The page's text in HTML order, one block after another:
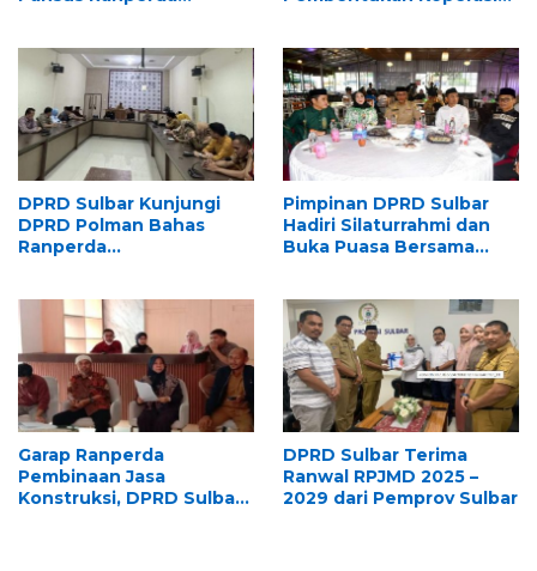
DPRD Sulbar Kunjungi
DPRD Polman Bahas
Ranperda
Pimpinan DPRD Sulbar
Hadiri Silaturrahmi dan
Buka Puasa Bersama
Garap Ranperda
Pembinaan Jasa
Konstruksi, DPRD Sulbar
DPRD Sulbar Terima
Ranwal RPJMD 2025 –
2029 dari Pemprov Sulbar